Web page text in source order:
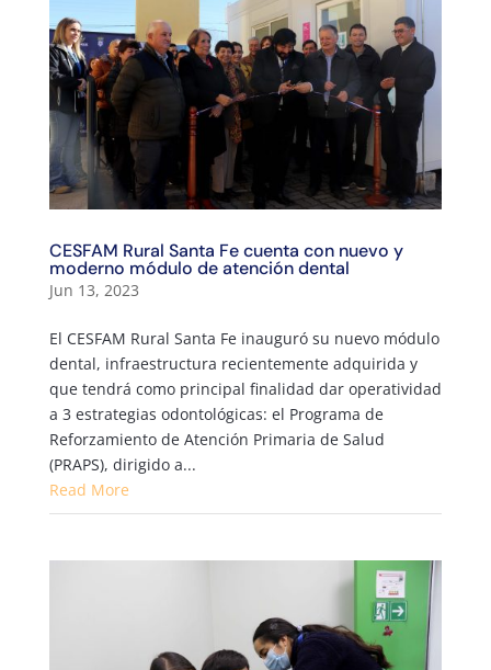
CESFAM Rural Santa Fe cuenta con nuevo y
moderno módulo de atención dental
Jun 13, 2023
El CESFAM Rural Santa Fe inauguró su nuevo módulo
dental, infraestructura recientemente adquirida y
que tendrá como principal finalidad dar operatividad
a 3 estrategias odontológicas: el Programa de
Reforzamiento de Atención Primaria de Salud
(PRAPS), dirigido a...
Read More